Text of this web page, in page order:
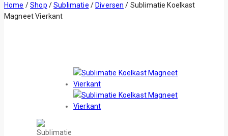
Home /Shop /Sublimatie / Diversen / Sublimatie Koelkast
Magneet Vierkant